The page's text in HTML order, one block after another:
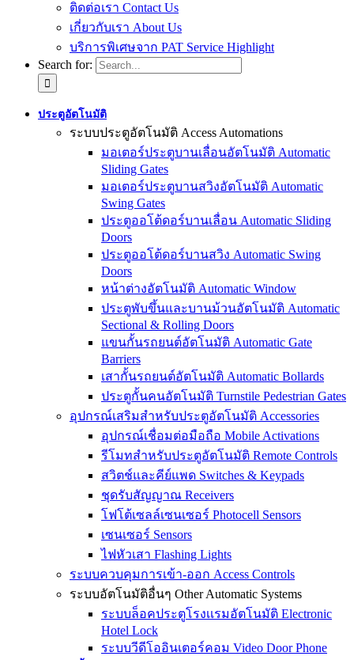
ติดต่อเรา Contact Us
เกี่ยวกับเรา About Us
บริการพิเศษจาก PAT Service Highlight
Search for:
ประตูอัตโนมัติ
ระบบประตูอัตโนมัติ Access Automations
มอเตอร์ประตูบานเลื่อนอัตโนมัติ Automatic
Sliding Gates
มอเตอร์ประตูบานสวิงอัตโนมัติ Automatic
Swing Gates
ประตูออโต้ดอร์บานเลื่อน Automatic Sliding
Doors
ประตูออโต้ดอร์บานสวิง Automatic Swing
Doors
หน้าต่างอัตโนมัติ Automatic Window
ประตูพับขึ้นและบานม้วนอัตโนมัติ Automatic
Sectional & Rolling Doors
แขนกั้นรถยนต์อัตโนมัติ Automatic Gate
Barriers
เสากั้นรถยนต์อัตโนมัติ Automatic Bollards
ประตูกั้นคนอัตโนมัติ Turnstile Pedestrian Gates
อุปกรณ์เสริมสำหรับประตูอัตโนมัติ Accessories
อุปกรณ์เชื่อมต่อมือถือ Mobile Activations
รีโมทสำหรับประตูอัตโนมัติ Remote Controls
สวิตช์และคีย์แพด Switches & Keypads
ชุดรับสัญญาณ Receivers
โฟโต้เซลล์เซนเซอร์ Photocell Sensors
เซนเซอร์ Sensors
ไฟหัวเสา Flashing Lights
ระบบควบคุมการเข้า-ออก Access Controls
ระบบอัตโนมัติอื่นๆ Other Automatic Systems
ระบบล็อคประตูโรงเเรมอัตโนมัติ Electronic
Hotel Lock
ระบบวีดีโออินเตอร์คอม Video Door Phone